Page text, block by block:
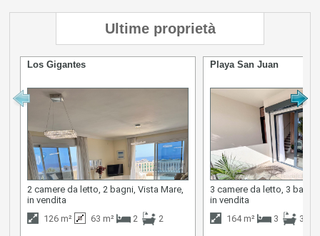
Ultime proprietà
Los Gigantes
2 camere da letto, 2 bagni, Vista Mare,
in vendita
126 m²
63 m² 2 2
Playa San Juan
3 camere da letto, 3
in vendita
164 m²
3 3